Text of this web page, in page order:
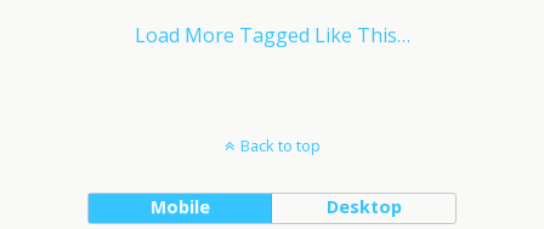
Load More Tagged Like This…
Back to top
Mobile Desktop